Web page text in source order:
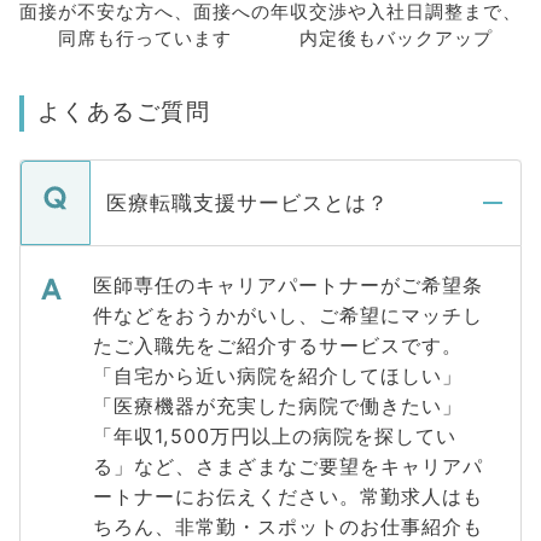
面接が不安な方へ、 面接への
同席も行っています
年収交渉や入社日調整まで、
内定後もバックアップ
よくあるご質問
医療転職支援サービスとは？
医師専任のキャリアパートナーがご希望条
件などをおうかがいし、ご希望にマッチし
たご入職先をご紹介するサービスです。
「自宅から近い病院を紹介してほしい」
「医療機器が充実した病院で働きたい」
「年収1,500万円以上の病院を探してい
る」など、さまざまなご要望をキャリアパ
ートナーにお伝えください。常勤求人はも
ちろん、非常勤・スポットのお仕事紹介も